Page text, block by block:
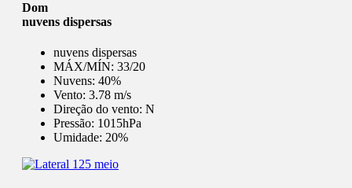
Dom
nuvens dispersas
nuvens dispersas
MÁX/MÍN: 33/20
Nuvens: 40%
Vento: 3.78 m/s
Direção do vento: N
Pressão: 1015hPa
Umidade: 20%